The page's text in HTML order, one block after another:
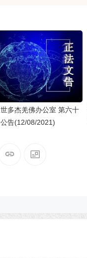
多杰羌佛办公室 第六十
告(12/08/2021)